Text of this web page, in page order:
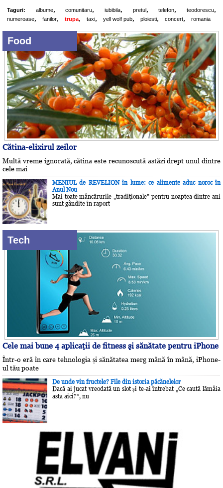
Taguri: albume, comunitaru, iubibila, pretul, telefon, teodorescu,
numeroase, fanilor, trupa, taxi, yell wolf pub, ploiesti, concert, romania
Food
Cătina-elixirul zeilor
Multă vreme ignorată, cătina este recunoscută astăzi drept unul dintre
cele mai
MENIUL de REVELION în lume: ce alimente aduc noroc în
Anul Nou
Mai toate mâncărurile „tradiţionale” pentru noaptea dintre ani
sunt gândite în raport
Tech
Cele mai bune 4 aplicaţii de fitness şi sănătate pentru iPhone
Într-o eră în care tehnologia și sănătatea merg mână în mână, iPhone-
ul tău poate
De unde vin fructele? File din istoria păcănelelor
Dacă ai jucat vreodată un slot și te-ai întrebat „Ce caută lămâia
asta aici?”, nu